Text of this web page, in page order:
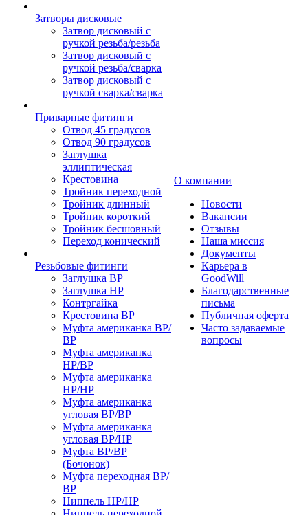
Затворы дисковые
Затвор дисковый с
ручкой резьба/резьба
Затвор дисковый с
ручкой резьба/сварка
Затвор дисковый с
ручкой сварка/сварка
Приварные фитинги
Отвод 45 градусов
Отвод 90 градусов
Заглушка
эллиптическая
Крестовина
Тройник переходной
Тройник длинный
Тройник короткий
Тройник бесшовный
Переход конический
Резьбовые фитинги
Заглушка ВР
Заглушка НР
Контргайка
Крестовина ВР
Муфта американка ВР/
ВР
Муфта американка
НР/ВР
Муфта американка
НР/НР
Муфта американка
угловая ВР/ВР
Муфта американка
угловая ВР/НР
Муфта ВР/ВР
(Бочонок)
Муфта переходная ВР/
ВР
Ниппель НР/НР
О компании
Новости
Вакансии
Отзывы
Наша миссия
Документы
Карьера в
GoodWill
Благодарственные
письма
Публичная оферта
Часто задаваемые
вопросы